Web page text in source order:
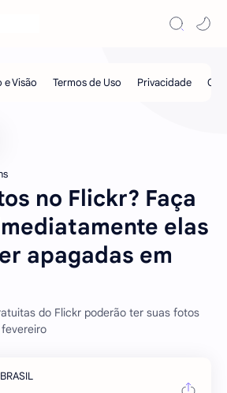
no Flickr? Faça
elas
apagadas em
do Flickr poderão ter suas fotos